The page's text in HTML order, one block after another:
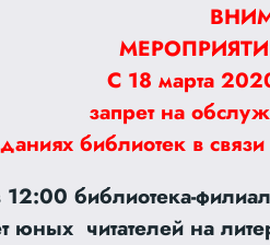
С 18 марта
запрет на
библиотек в
12:00 библиотека-
юных читателей на